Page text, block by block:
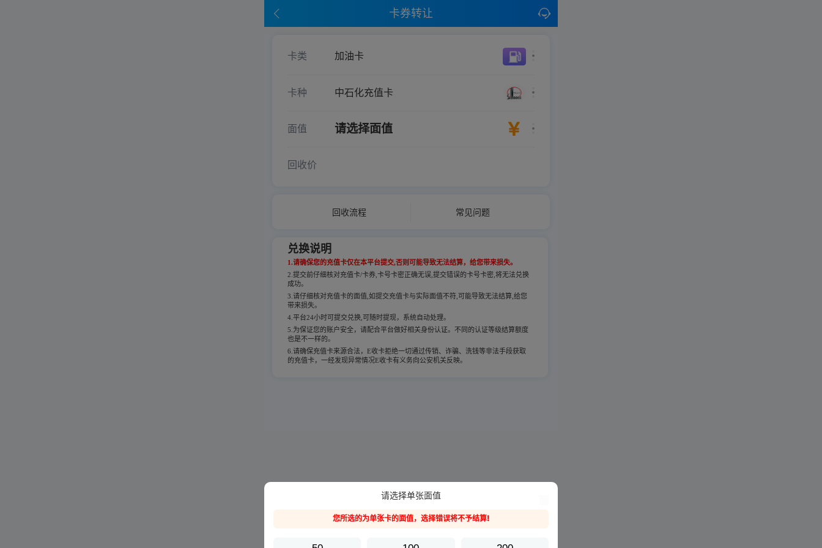
卡券转让
卡类 加油卡
卡种 中石化充值卡
面值 请选择面值
回收价
回收流程 常见问题
兑换说明
1.请确保您的充值卡仅在本平台提交,否则可能导致无法结算，给您带来损失。
2.提交前仔细核对充值卡/卡券,卡号卡密正确无误,提交错误的卡号卡密,将无法兑换
成功。
3.请仔细核对充值卡的面值,如提交充值卡与实际面值不符,可能导致无法结算,给您
带来损失。
4.平台24小时可提交兑换,可随时提现，系统自动处理。
5.为保证您的账户安全，请配合平台做好相关身份认证。不同的认证等级结算额度
也是不一样的。
6.请确保充值卡来源合法，E收卡拒绝一切通过传销、诈骗、洗钱等非法手段获取
的充值卡，一经发现异常情况E收卡有义务向公安机关反映。
请选择单张面值
您所选的为单张卡的面值，选择错误将不予结算!